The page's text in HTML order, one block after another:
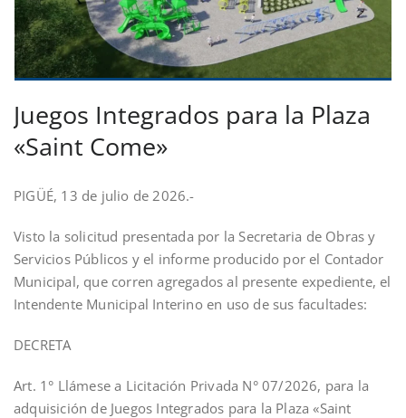
Juegos Integrados para la Plaza
«Saint Come»
PIGÜÉ, 13 de julio de 2026.-
Visto la solicitud presentada por la Secretaria de Obras y
Servicios Públicos y el informe producido por el Contador
Municipal, que corren agregados al presente expediente, el
Intendente Municipal Interino en uso de sus facultades:
DECRETA
Art. 1° Llámese a Licitación Privada N° 07/2026, para la
adquisición de Juegos Integrados para la Plaza «Saint